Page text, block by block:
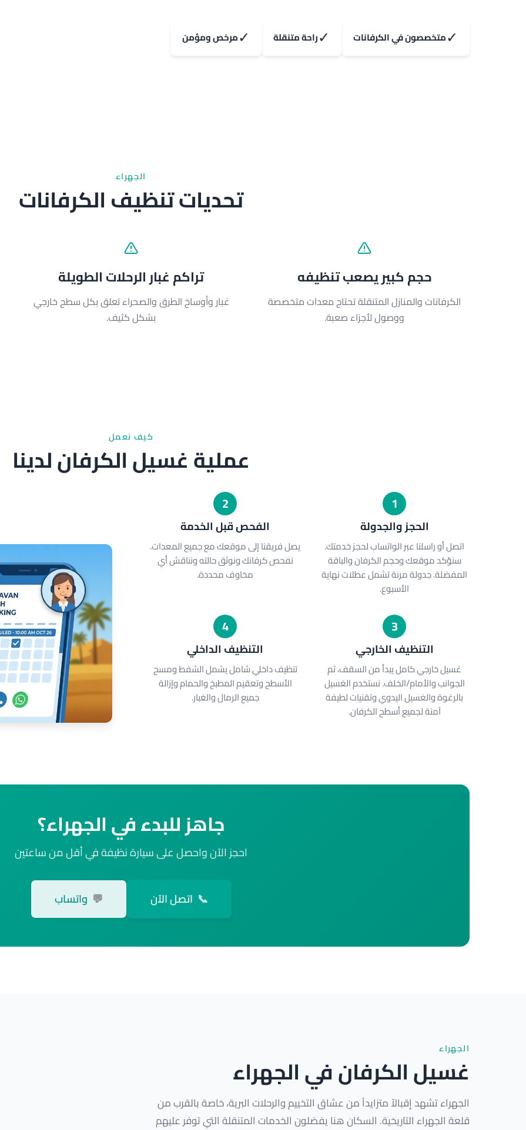
✓متخصصون في الكرفانات ✓راحة متنقلة ✓مرخص ومؤمن
الجهراء
تحديات تنظيف الكرفانات
حجم كبير يصعب تنظيفه
الكرفانات والمنازل المتنقلة تحتاج معدات متخصصة
ووصول لأجزاء صعبة.
تراكم غبار الرحلات الطويلة
غبار وأوساخ الطرق والصحراء تعلق بكل سطح خارجي
بشكل كثيف.
كيف نعمل
عملية غسيل الكرفان لدينا
1
الحجز والجدولة
اتصل أو راسلنا عبر الواتساب لحجز خدمتك.
سنؤكد موقعك وحجم الكرفان والباقة
المفضلة. جدولة مرنة تشمل عطلات نهاية
الأسبوع.
2
الفحص قبل الخدمة
يصل فريقنا إلى موقعك مع جميع المعدات.
نفحص كرفانك ونوثق حالته ونناقش أي
مخاوف محددة.
3
التنظيف الخارجي
غسيل خارجي كامل يبدأ من السقف، ثم
الجوانب والأمام/الخلف. نستخدم الغسيل
بالرغوة والغسيل اليدوي وتقنيات لطيفة
آمنة لجميع أسطح الكرفان.
4
التنظيف الداخلي
تنظيف داخلي شامل يشمل الشفط ومسح
الأسطح وتعقيم المطبخ والحمام وإزالة
جميع الرمال والغبار.
جاهز للبدء في الجهراء؟
احجز الآن واحصل على سيارة نظيفة في أقل من ساعتين
📞 اتصل الآن 💬 واتساب
الجهراء
غسيل الكرفان في الجهراء
الجهراء تشهد إقبالاً متزايداً من عشاق التخييم والرحلات البرية، خاصة بالقرب من
قلعة الجهراء التاريخية. السكان هنا يفضلون الخدمات المتنقلة التي توفر عليهم